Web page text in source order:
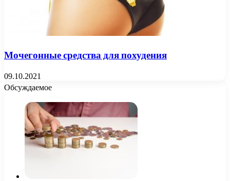
Мочегонные средства для похудения
09.10.2021
Обсуждаемое